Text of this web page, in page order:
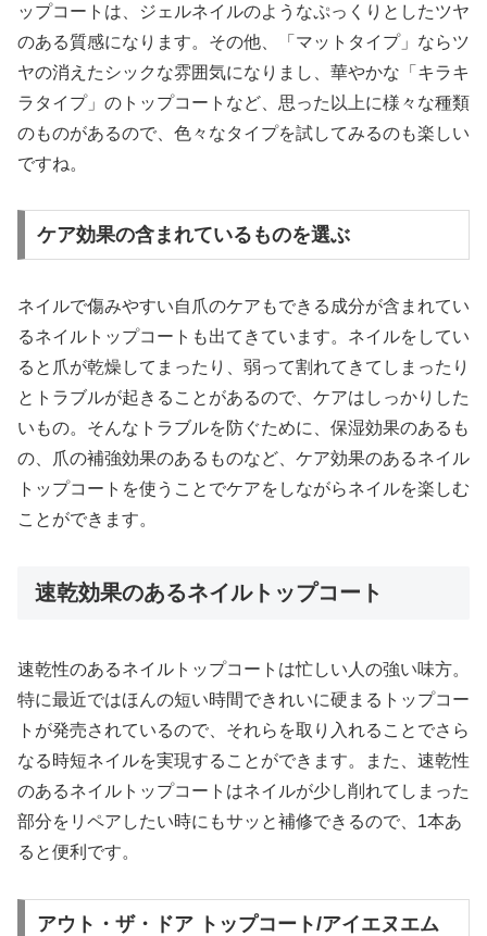
ップコートは、ジェルネイルのようなぷっくりとしたツヤ
のある質感になります。その他、「マットタイプ」ならツ
ヤの消えたシックな雰囲気になりまし、華やかな「キラキ
ラタイプ」のトップコートなど、思った以上に様々な種類
のものがあるので、色々なタイプを試してみるのも楽しい
ですね。
ケア効果の含まれているものを選ぶ
ネイルで傷みやすい自爪のケアもできる成分が含まれてい
るネイルトップコートも出てきています。ネイルをしてい
ると爪が乾燥してまったり、弱って割れてきてしまったり
とトラブルが起きることがあるので、ケアはしっかりした
いもの。そんなトラブルを防ぐために、保湿効果のあるも
の、爪の補強効果のあるものなど、ケア効果のあるネイル
トップコートを使うことでケアをしながらネイルを楽しむ
ことができます。
速乾効果のあるネイルトップコート
速乾性のあるネイルトップコートは忙しい人の強い味方。
特に最近ではほんの短い時間できれいに硬まるトップコー
トが発売されているので、それらを取り入れることでさら
なる時短ネイルを実現することができます。また、速乾性
のあるネイルトップコートはネイルが少し削れてしまった
部分をリペアしたい時にもサッと補修できるので、1本あ
ると便利です。
アウト・ザ・ドア トップコート/アイエヌエム